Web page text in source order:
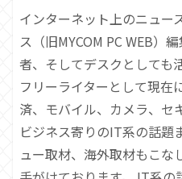
インターネット上のニュー
ス（旧MYCOM PC WEB）
者、そしてデスクとしても
フリーライターとして現在
済、モバイル、カメラ、セ
ビジネス寄りのIT系の話題
ュー取材、海外取材もこな